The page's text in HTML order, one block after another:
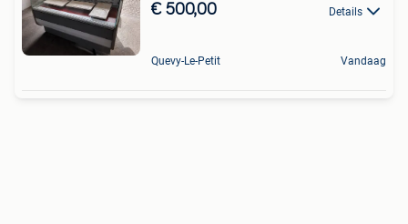
€ 500,00 Details
Quevy-Le-Petit Vandaag